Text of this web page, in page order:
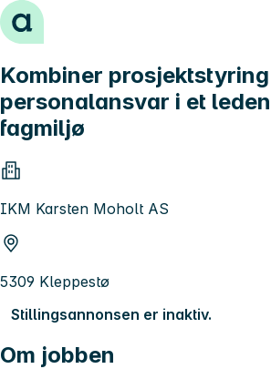
Hopp til innhold
Kombiner
personalansvar i et
fagmiljø
IKM Karsten Moholt AS
5309 Kleppestø
Stillingsannonsen er inaktiv.
Om jobben